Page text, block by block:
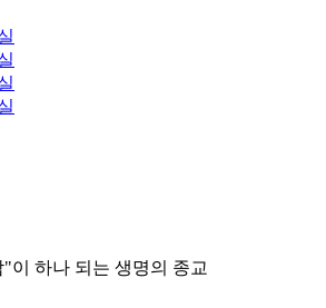
이 하나 되는 생명의 종교